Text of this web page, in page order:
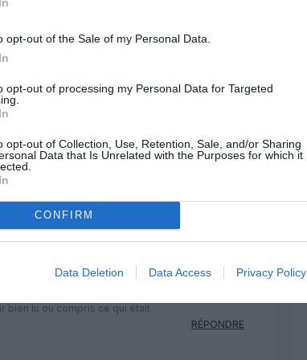
opt-out of the Sale of my Personal Data.
opt-out of processing my Personal Data for Targeted
opt-out of Collection, Use, Retention, Sale, and/or Sharing
Data that Is Unrelated with the Purposes for which it
CONFIRM
Data Deletion Data Access Privacy Policy
en juillet et août. Trop de
TOULON HIER en ATR72,
meme!!! 13 juin 2017 - 9 h 10 min
bien lu ou compris ce qui était
RÉPONDRE